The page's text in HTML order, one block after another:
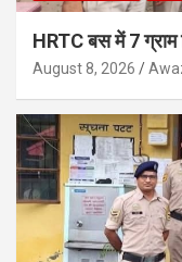
HRTC बस में 7
August 8, 2026